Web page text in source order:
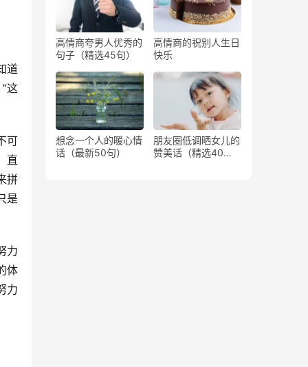
道
这
可
直
拼
是
力
体
力
高情商夸男人优秀的
句子（精选45句）
高情商的祝别人生日
快乐
想念一个人的暖心情
话（最新50句）
朋友圈低调晒女儿的
赞美话（精选40